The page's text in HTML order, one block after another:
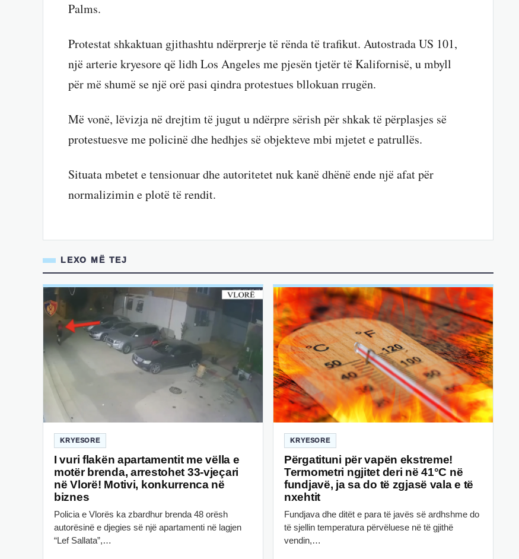
Palms.
Protestat shkaktuan gjithashtu ndërprerje të rënda të trafikut. Autostrada US 101,
një arterie kryesore që lidh Los Angeles me pjesën tjetër të Kalifornisë, u mbyll
për më shumë se një orë pasi qindra protestues bllokuan rrugën.
Më vonë, lëvizja në drejtim të jugut u ndërpre sërish për shkak të përplasjes së
protestuesve me policinë dhe hedhjes së objekteve mbi mjetet e patrullës.
Situata mbetet e tensionuar dhe autoritetet nuk kanë dhënë ende një afat për
normalizimin e plotë të rendit.
LEXO MË TEJ
KRYESORE
I vuri flakën apartamentit me vëlla e
motër brenda, arrestohet 33-vjeçari
në Vlorë! Motivi, konkurrenca në
biznes
Policia e Vlorës ka zbardhur brenda 48 orësh
autorësinë e djegies së një apartamenti në lagjen
“Lef Sallata”,…
KRYESORE
Përgatituni për vapën ekstreme!
Termometri ngjitet deri në 41°C në
fundjavë, ja sa do të zgjasë vala e të
nxehtit
Fundjava dhe ditët e para të javës së ardhshme do
të sjellin temperatura përvëluese në të gjithë
vendin,…